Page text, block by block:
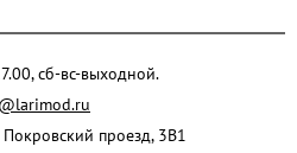
сб-вс-выходной.
проезд, 3В1